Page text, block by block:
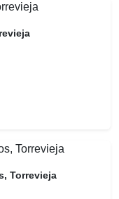
Torrevieja